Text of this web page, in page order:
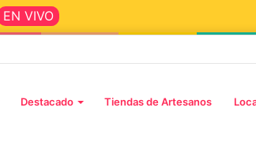
EN VIVO
Destacado Tiendas de Artesanos